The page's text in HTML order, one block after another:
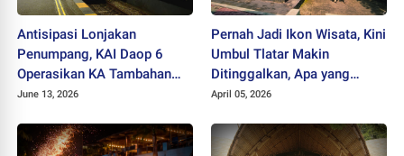
Antisipasi Lonjakan
Penumpang, KAI Daop 6
Operasikan KA Tambahan
Saat Libur Tahun Baru Islam
June 13, 2026
Pernah Jadi Ikon Wisata, Kini
Umbul Tlatar Makin
Ditinggalkan, Apa yang
Salah..?
April 05, 2026